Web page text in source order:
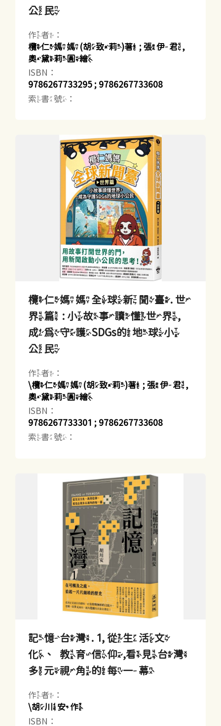
公民
作者：
欖仁媽媽(胡致莉)著 ; 張伊君,
奧黛莉圓繪
ISBN：
9786267733295 ; 9786267733608
索書號：
欖仁媽媽全球新聞臺. 世
界篇 : 小故事讀懂世界,
成為守護SDGs的地球小
公民
作者：
\欖仁媽媽(胡致莉)著 ; 張伊君,
奧黛莉圓繪
ISBN：
9786267733301 ; 9786267733608
索書號：
記憶台灣. 1, 從生活文
化、教育信仰,看見台灣
多元視角的每一幕
作者：
\胡川安作
ISBN：